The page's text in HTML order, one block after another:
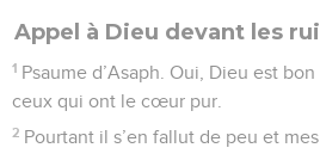
Appel à Dieu devant les
1 Psaume d’Asaph. Oui, Dieu est
ceux qui ont le cœur pur.
2 Pourtant il s’en fallut de peu et